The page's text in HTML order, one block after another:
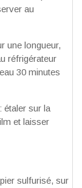
au
une longueur,
réfrigérateur
30 minutes
étaler sur la
et laisser
sulfurisé, sur